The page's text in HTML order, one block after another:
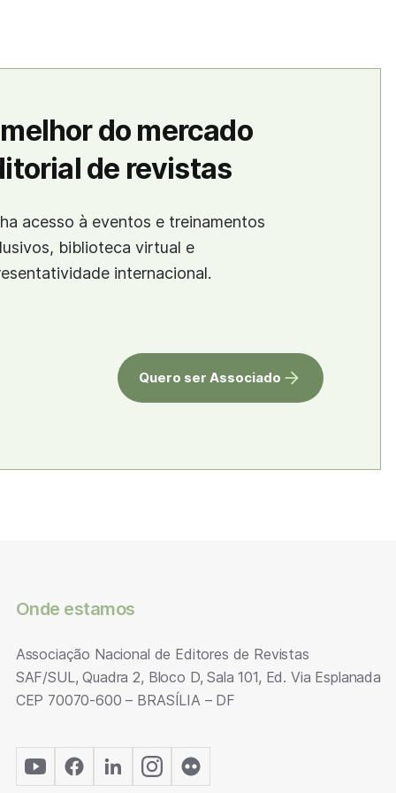
do mercado
de revistas
acesso à eventos e treinamentos
biblioteca virtual e
internacional.
Quero ser Associado
Onde estamos
Associação Nacional de Editores de Revistas
SAF/SUL, Quadra 2, Bloco D, Sala 101, Ed. Via Esplanada
CEP 70070-600 – BRASÍLIA – DF